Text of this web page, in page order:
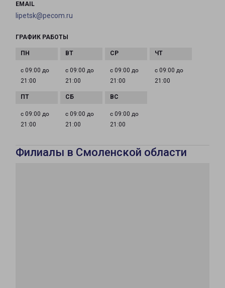
EMAIL
lipetsk@pecom.ru
ГРАФИК РАБОТЫ
с 09:00 до
21:00
с 09:00 до
21:00
с 09:00 до
21:00
с 09:00 до
21:00
с 09:00 до
21:00
с 09:00 до
21:00
с 09:00 до
21:00
Филиалы в Смоленской области